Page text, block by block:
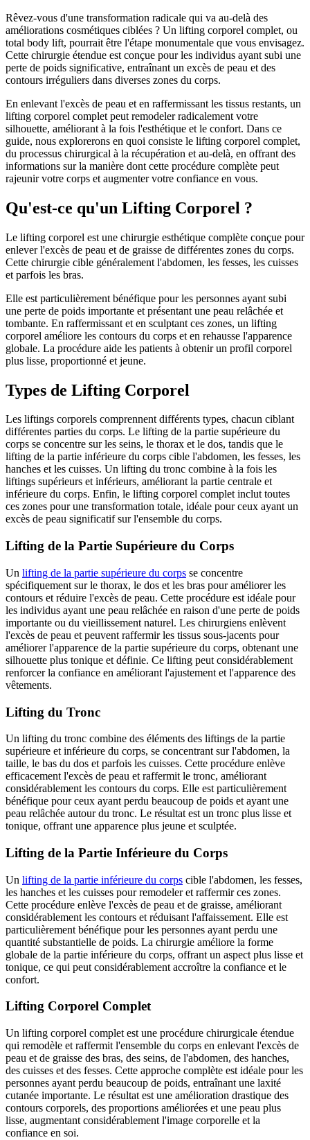
Rêvez-vous d'une transformation radicale qui va au-delà des
améliorations cosmétiques ciblées ? Un lifting corporel complet, ou
total body lift, pourrait être l'étape monumentale que vous envisagez.
Cette chirurgie étendue est conçue pour les individus ayant subi une
perte de poids significative, entraînant un excès de peau et des
contours irréguliers dans diverses zones du corps.
En enlevant l'excès de peau et en raffermissant les tissus restants, un
lifting corporel complet peut remodeler radicalement votre
silhouette, améliorant à la fois l'esthétique et le confort. Dans ce
guide, nous explorerons en quoi consiste le lifting corporel complet,
du processus chirurgical à la récupération et au-delà, en offrant des
informations sur la manière dont cette procédure complète peut
rajeunir votre corps et augmenter votre confiance en vous.
Qu'est-ce qu'un Lifting Corporel ?
Le lifting corporel est une chirurgie esthétique complète conçue pour
enlever l'excès de peau et de graisse de différentes zones du corps.
Cette chirurgie cible généralement l'abdomen, les fesses, les cuisses
et parfois les bras.
Elle est particulièrement bénéfique pour les personnes ayant subi
une perte de poids importante et présentant une peau relâchée et
tombante. En raffermissant et en sculptant ces zones, un lifting
corporel améliore les contours du corps et en rehausse l'apparence
globale. La procédure aide les patients à obtenir un profil corporel
plus lisse, proportionné et jeune.
Types de Lifting Corporel
Les liftings corporels comprennent différents types, chacun ciblant
différentes parties du corps. Le lifting de la partie supérieure du
corps se concentre sur les seins, le thorax et le dos, tandis que le
lifting de la partie inférieure du corps cible l'abdomen, les fesses, les
hanches et les cuisses. Un lifting du tronc combine à la fois les
liftings supérieurs et inférieurs, améliorant la partie centrale et
inférieure du corps. Enfin, le lifting corporel complet inclut toutes
ces zones pour une transformation totale, idéale pour ceux ayant un
excès de peau significatif sur l'ensemble du corps.
Lifting de la Partie Supérieure du Corps
Un lifting de la partie supérieure du corps se concentre
spécifiquement sur le thorax, le dos et les bras pour améliorer les
contours et réduire l'excès de peau. Cette procédure est idéale pour
les individus ayant une peau relâchée en raison d'une perte de poids
importante ou du vieillissement naturel. Les chirurgiens enlèvent
l'excès de peau et peuvent raffermir les tissus sous-jacents pour
améliorer l'apparence de la partie supérieure du corps, obtenant une
silhouette plus tonique et définie. Ce lifting peut considérablement
renforcer la confiance en améliorant l'ajustement et l'apparence des
vêtements.
Lifting du Tronc
Un lifting du tronc combine des éléments des liftings de la partie
supérieure et inférieure du corps, se concentrant sur l'abdomen, la
taille, le bas du dos et parfois les cuisses. Cette procédure enlève
efficacement l'excès de peau et raffermit le tronc, améliorant
considérablement les contours du corps. Elle est particulièrement
bénéfique pour ceux ayant perdu beaucoup de poids et ayant une
peau relâchée autour du tronc. Le résultat est un tronc plus lisse et
tonique, offrant une apparence plus jeune et sculptée.
Lifting de la Partie Inférieure du Corps
Un lifting de la partie inférieure du corps cible l'abdomen, les fesses,
les hanches et les cuisses pour remodeler et raffermir ces zones.
Cette procédure enlève l'excès de peau et de graisse, améliorant
considérablement les contours et réduisant l'affaissement. Elle est
particulièrement bénéfique pour les personnes ayant perdu une
quantité substantielle de poids. La chirurgie améliore la forme
globale de la partie inférieure du corps, offrant un aspect plus lisse et
tonique, ce qui peut considérablement accroître la confiance et le
confort.
Lifting Corporel Complet
Un lifting corporel complet est une procédure chirurgicale étendue
qui remodèle et raffermit l'ensemble du corps en enlevant l'excès de
peau et de graisse des bras, des seins, de l'abdomen, des hanches,
des cuisses et des fesses. Cette approche complète est idéale pour les
personnes ayant perdu beaucoup de poids, entraînant une laxité
cutanée importante. Le résultat est une amélioration drastique des
contours corporels, des proportions améliorées et une peau plus
lisse, augmentant considérablement l'image corporelle et la
confiance en soi.